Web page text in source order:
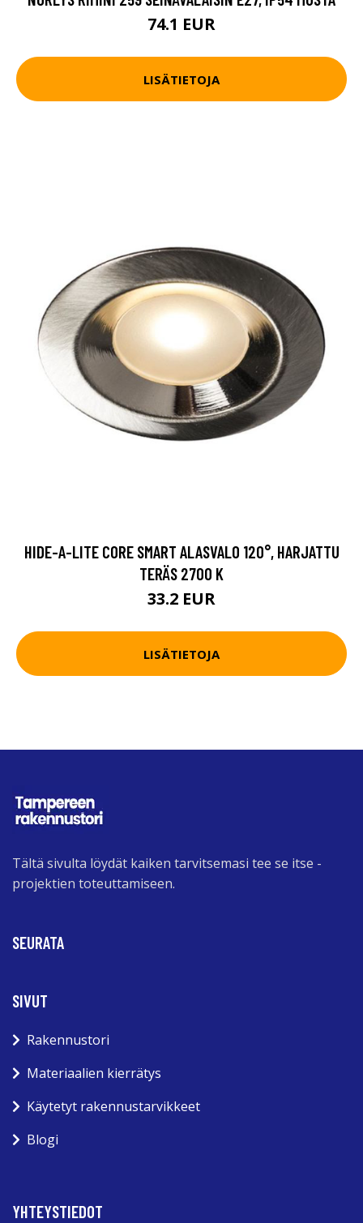
74.1 EUR
LISÄTIETOJA
HIDE-A-LITE CORE SMART ALASVALO 120°, HARJATTU
TERÄS 2700 K
33.2 EUR
LISÄTIETOJA
Tältä sivulta löydät kaiken tarvitsemasi tee se itse -
projektien toteuttamiseen.
SEURATA
SIVUT
Rakennustori
Materiaalien kierrätys
Käytetyt rakennustarvikkeet
Blogi
YHTEYSTIEDOT